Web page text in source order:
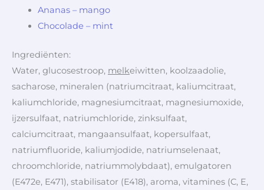
Ananas – mango
Chocolade – mint
Ingrediënten:
Water, glucosestroop, melkeiwitten, koolzaadolie,
sacharose, mineralen (natriumcitraat, kaliumcitraat,
kaliumchloride, magnesiumcitraat, magnesiumoxide,
ijzersulfaat, natriumchloride, zinksulfaat,
calciumcitraat, mangaansulfaat, kopersulfaat,
natriumfluoride, kaliumjodide, natriumselenaat,
chroomchloride, natriummolybdaat), emulgatoren
(E472e, E471), stabilisator (E418), aroma, vitamines (C, E,